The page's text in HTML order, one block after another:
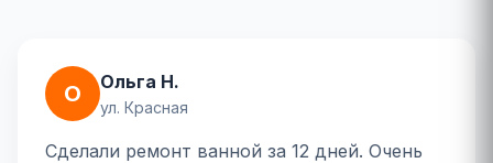
О Ольга Н.
ул. Красная
Сделали ремонт ванной за 12 дней. Очень